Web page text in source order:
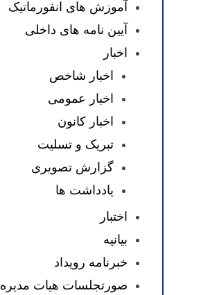
آموزش های انفورماتیک
آیین نامه های داخلی
اخبار
اخبار شاخص
اخبار عمومی
اخبار کانون
تبریک و تسلیت
گزارش تصویری
یادداشت ها
اختبار
بیانیه
خبرنامه رویداد
صورتجلسات هیات مدیره